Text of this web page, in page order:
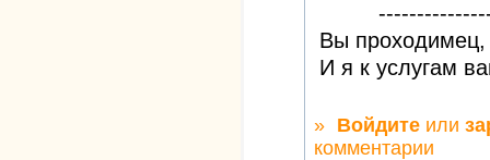
Вы проходимец,
И я к услугам
» Войдите или
комментарии